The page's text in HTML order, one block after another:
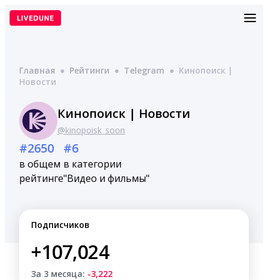
Перейти
Главная ● Рейтинги ● Telegram ● Кинопоиск |
Новости
Кинопоиск | Новости
@kinopoisk_soon
#2650
в общем
рейтинге
#6
в категории
"Видео и фильмы"
Подписчиков
+107,024
За 3 месяца: -3,222